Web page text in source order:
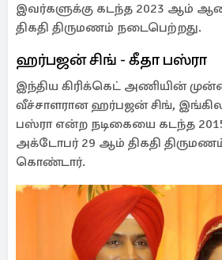
இவர்களுக்கு கடந்த 2023 ஆம்
திகதி திருமணம் நடைபெற்றது.
ஹர்பஜன் சிங் - கீதா பஸ்ரா
இந்திய கிரிக்கெட் அணியின்
வீச்சாளரான ஹர்பஜன் சிங்,
பஸ்ரா என்ற நடிகையை கடந்த
அக்டோபர் 29 ஆம் திகதி
கொண்டார்.